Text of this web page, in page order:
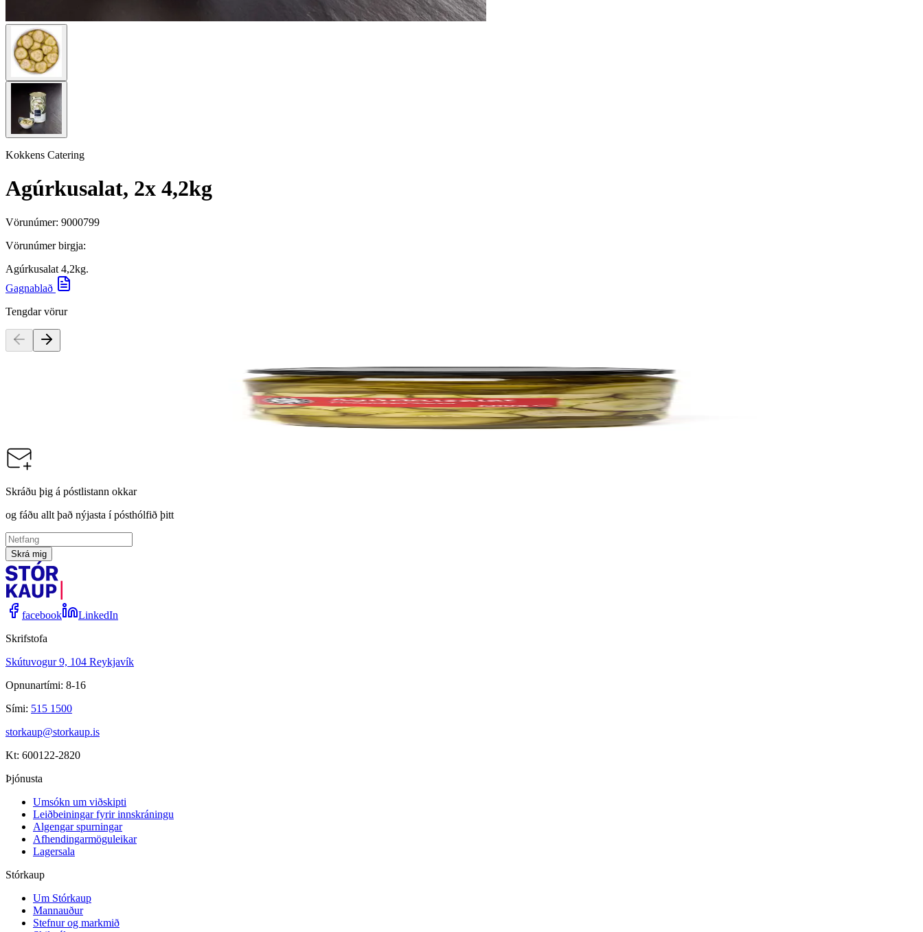
Kokkens Catering
Agúrkusalat, 2x 4,2kg
Vörunúmer: 9000799
Vörunúmer birgja:
Agúrkusalat 4,2kg.
Gagnablað
Tengdar vörur
Skráðu þig á póstlistann okkar
og fáðu allt það nýjasta í pósthólfið þitt
Skrá mig
facebook
LinkedIn
Skrifstofa
Skútuvogur 9, 104 Reykjavík
Opnunartími: 8-16
Sími: 515 1500
storkaup@storkaup.is
Kt: 600122-2820
Þjónusta
Umsókn um viðskipti
Leiðbeiningar fyrir innskráningu
Algengar spurningar
Afhendingarmöguleikar
Lagersala
Stórkaup
Um Stórkaup
Mannauður
Stefnur og markmið